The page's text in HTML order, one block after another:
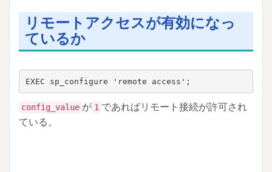
リモートアクセスが有効になっ
ているか
EXEC sp_configure 'remote access';
config_value が 1 であればリモート接続が許可され
ている。